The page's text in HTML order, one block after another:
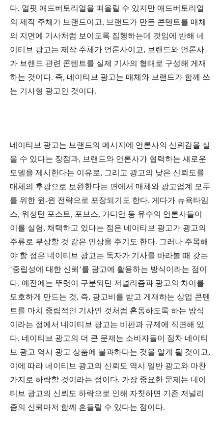
다. 얼핏 애드버토리얼을 떠올릴 수 있지만 애드버토리얼
의 제작 주체가 브랜드이고, 브랜드가 만든 콘텐트를 매체
의 지면에 기사처럼 보이도록 집행하는데 것임에 반해 네
이티브 광고는 제작 주체가 언론사이고, 브랜드와 언론사
가 브랜드 관련 콘텐트를 실제 기사의 형태로 구성해 게재
하는 것이다. 즉, 네이티브 광고는 매체와 브랜드가 함께 쓰
는 기사형 광고인 것이다.
네이티브 광고는 브랜드의 메시지에 언론사의 신뢰감을 실
을 수 있다는 장점과, 브랜드와 언론사가 협력하는 새로운
모델을 제시한다는 이유로, 그리고 광고의 낮은 신뢰도를
매체의 후광으로 보완한다는 면에서 매체와 광고업계 모두
를 위한 윈-윈 전략으로 포장되기도 한다. 게다가 뉴욕타임
스, 워싱턴 포스트, 포브스, 가디언 등 유수의 언론사들이
이를 실험, 채택하고 있다는 점은 네이티브 광고가 광고의
주류로 부상할 것 같은 인상을 주기도 한다. 그러나 주목해
야 할 점은 네이티브 광고는 독자가 기사를 바라볼 때 갖는
‘중립성에 대한 신뢰’를 광고에 활용하는 방식이라는 점이
다. 예전에는 뚜렷이 구분되던 저널리즘과 광고의 차이를
모호하게 만드는 것, 즉, 광고비를 받고 게재하는 상업 콘텐
트를 마치 중립적인 기사인 것처럼 혼동하도록 하는 방식
이라는 점에서 네이티브 광고는 비판과 규제에 직면해 있
다. 네이티브 광고의 더 큰 문제는 소비자들이 점차 네이티
브 광고 역시 광고 상품에 불과하다는 것을 알게 될 것이고,
이에 따라 네이티브 광고의 신뢰도 역시 일반 광고와 마찬
가지로 하락할 것이라는 점이다. 가장 중요한 문제는 네이
티브 광고의 신뢰도 하락으로 인해 자칫하면 기존 저널리
즘의 신뢰마저 함께 흔들릴 수 있다는 점이다.